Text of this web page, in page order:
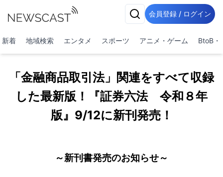
会員登録 / ログイン
新着 地域検索 エンタメ スポーツ アニメ・ゲーム BtoB・
「金融商品取引法」関連をすべて収録
した最新版！『証券六法 令和８年
版』9/12に新刊発売！
～新刊書発売のお知らせ～